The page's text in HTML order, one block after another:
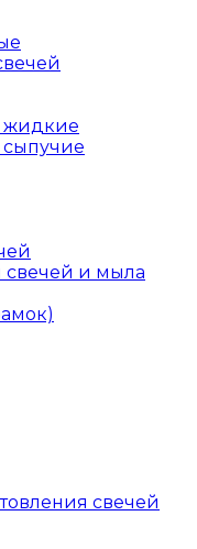
жидкие
сыпучие
свечей и мыла
свечей